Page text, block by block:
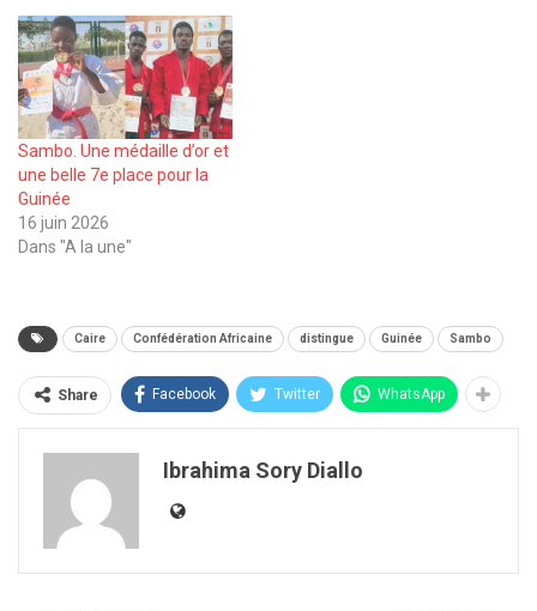
Sambo. Une médaille d’or et
une belle 7e place pour la
Guinée
16 juin 2026
Dans "A la une"
Caire Confédération Africaine distingue Guinée Sambo
Share Facebook Twitter WhatsApp
Ibrahima Sory Diallo